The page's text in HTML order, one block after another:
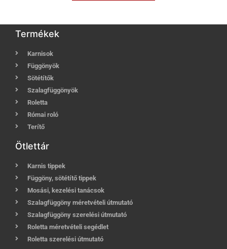
Termékek
Karnisok
Függönyök
Sötétítők
Szalagfüggönyök
Roletta
Római roló
Terítő
Ötlettár
Karnis tippek
Függöny, sötétítő tippek
Mosási, kezelési tanácsok
Szalagfüggöny méretvételi útmutató
Szalagfüggöny szerelési útmutató
Roletta méretvételi segédlet
Roletta szerelési útmutató